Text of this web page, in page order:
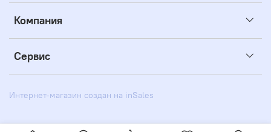
Компания
Сервис
Интернет-магазин создан на inSales